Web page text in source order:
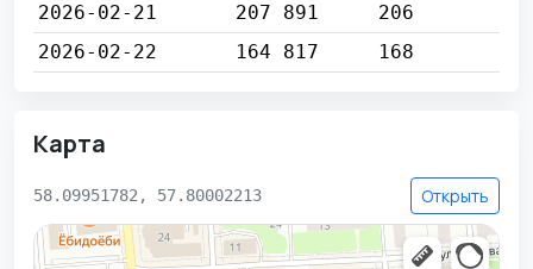
2026-02-21
207 891
206
2026-02-22
164 817 168
Карта
58.09951782, 57.80002213 Открыть